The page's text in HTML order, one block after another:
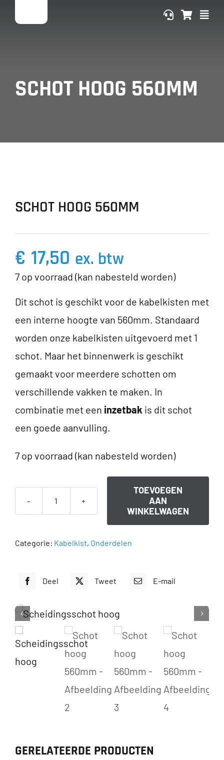
naar
SCHOT HOOG 560MM
SCHOT HOOG 560MM
€ 17,50 ex. btw
7 op voorraad (kan nabesteld worden)
Dit schot is geschikt voor de kabelkisten met
een interne hoogte van 560mm. Standaard
worden onze kabelkisten uitgevoerd met 1
schot. Maar het binnenwerk is geschikt
gemaakt voor meerdere schotten om
verschillende vakken te maken. In
combinatie met een inzetbak is dit schot
een goede aanvulling.
7 op voorraad (kan nabesteld worden)
Schot
aantal
TOEVOEGEN
AAN
WINKELWAGEN
Categorie: Kabelkist, Onderdelen
Deel Tweet E-mail
GERELATEERDE PRODUCTEN